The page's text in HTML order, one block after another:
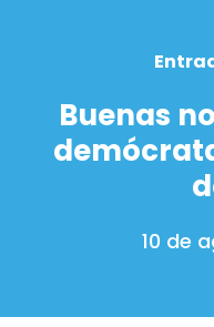
Buenas
10 de